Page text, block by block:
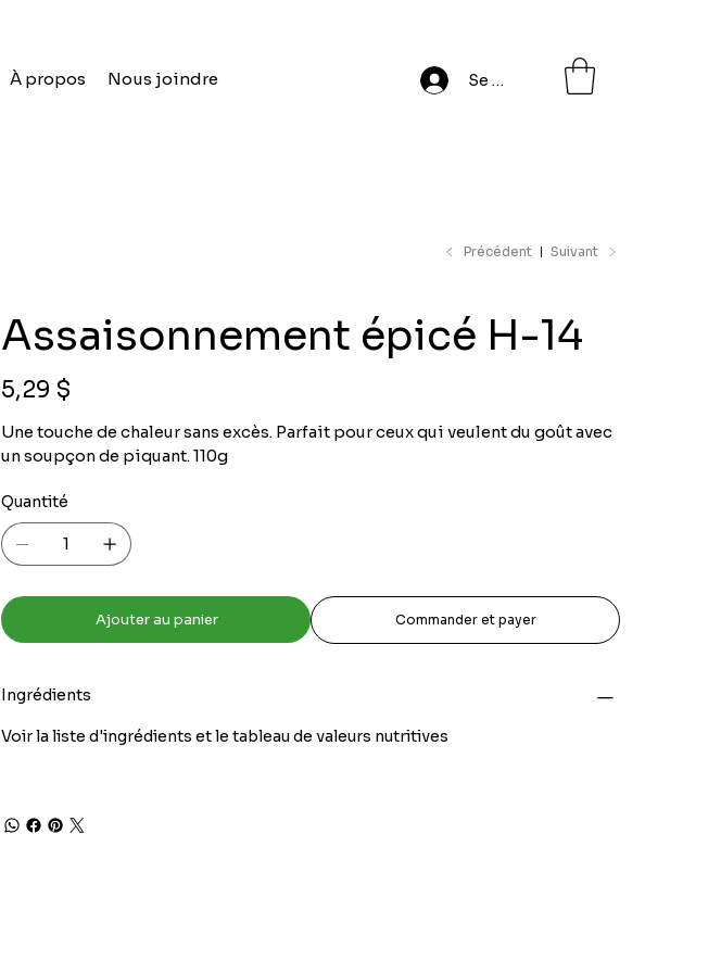
À propos Nous joindre Se connecter
Précédent Suivant
Assaisonnement épicé H-14
Prix
5,29 $
Une touche de chaleur sans excès. Parfait pour ceux qui veulent du goût avec
un soupçon de piquant. 110g
Quantité
Ajouter au panier Commander et payer
Ingrédients
Voir la liste d'ingrédients et le tableau de valeurs nutritives